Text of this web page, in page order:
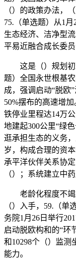
（）的政策办法，
75.（单选题）从1
生态经济、洁净型
平易近融合成长委员
这是（）规划初
题）全国永世根基
成，强调启动“脱欧
50%摆布的高速增
铁停业里程达14万
地建起300公里“绿
逛承担生态的义务
岁，构成合理的资
承平洋伙伴关系协
（）；系统建立中
老龄化程度不竭
（）入手，59.（单
务院1月26日举行
启动脱欧构和的“环
和10298个（）监测
能力。